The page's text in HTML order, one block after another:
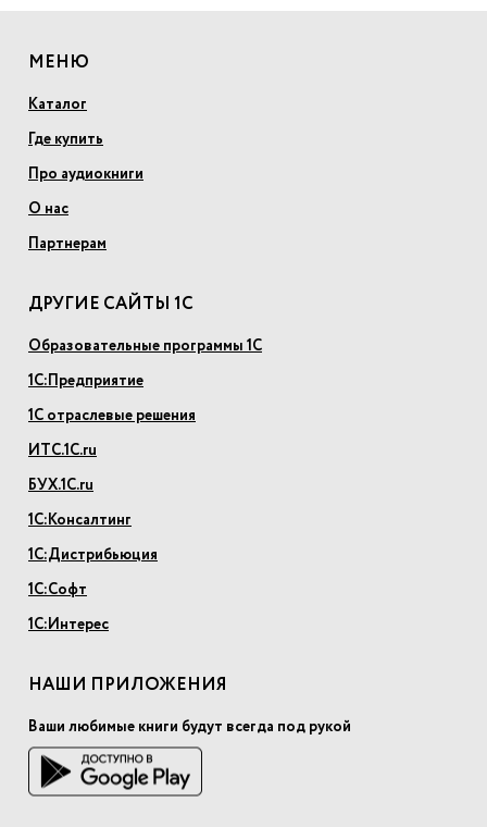
МЕНЮ
Каталог
Где купить
Про аудиокниги
О нас
Партнерам
ДРУГИЕ САЙТЫ 1С
Образовательные программы 1С
1С:Предприятие
1С отраслевые решения
ИТС.1С.ru
БУХ.1С.ru
1С:Консалтинг
1С:Дистрибьюция
1С:Софт
1С:Интерес
НАШИ ПРИЛОЖЕНИЯ
Ваши любимые книги будут всегда под рукой